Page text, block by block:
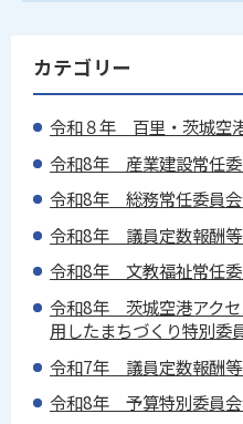
カテゴリー
令和８年 百里・茨城空
令和8年 産業建設常任
令和8年 総務常任委員
令和8年 議員定数報酬
令和8年 文教福祉常任
令和8年 茨城空港アク
用したまちづくり特別委
令和7年 議員定数報酬
令和8年 予算特別委員